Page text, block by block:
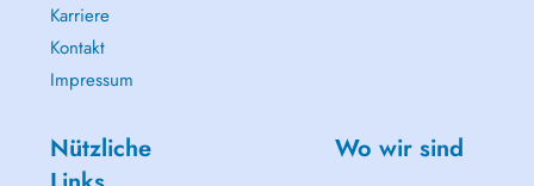
Karriere
Kontakt
Impressum
Nützliche
Wo wir sind